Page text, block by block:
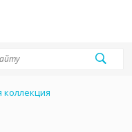
коллекция